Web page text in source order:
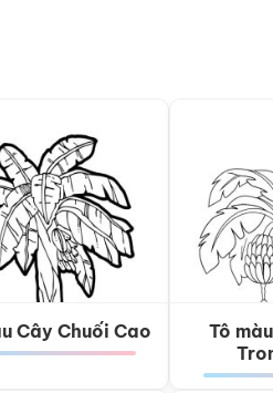
Cây Chuối Cao
Tô